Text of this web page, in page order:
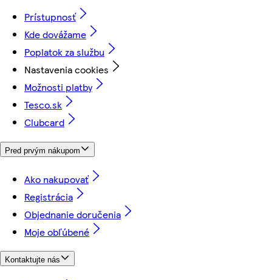
Prístupnosť
Kde dovážame
Poplatok za službu
Nastavenia cookies
Možnosti platby
Tesco.sk
Clubcard
Pred prvým nákupom
Ako nakupovať
Registrácia
Objednanie doručenia
Moje obľúbené
Kontaktujte nás